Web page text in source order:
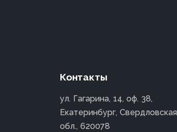
Контакты
ул. Гагарина, 14, оф. 38,
Екатеринбург, Свердловская
обл., 620078